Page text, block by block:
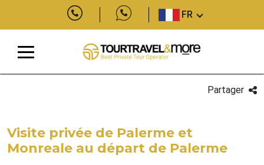
FR
Partager
Visite privée de Palerme et
Monreale au départ de Palerme